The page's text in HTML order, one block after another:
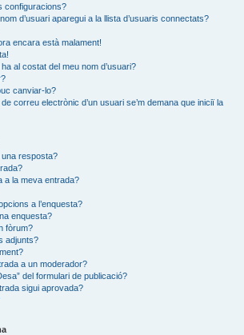
configuracions?
d’usuari aparegui a la llista d’usuaris connectats?
encara està malament!
al costat del meu nom d’usuari?
canviar-lo?
correu electrònic d’un usuari se’m demana que iniciï la
resposta?
a la meva entrada?
a l’enquesta?
enquesta?
fòrum?
adjunts?
a un moderador?
del formulari de publicació?
sigui aprovada?